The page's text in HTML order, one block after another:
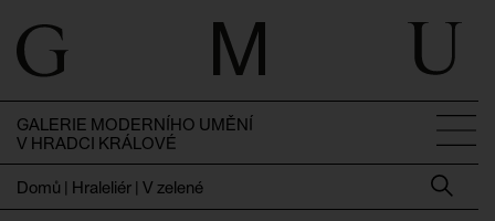
GALERIE MODERNÍHO UMĚNÍ
V HRADCI KRÁLOVÉ
Domů | Hraleliér | V zelené